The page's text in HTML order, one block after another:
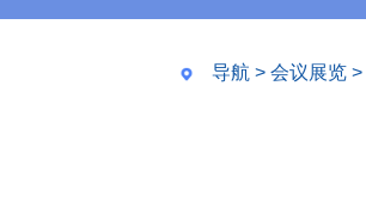
导航 > 会议展览 >